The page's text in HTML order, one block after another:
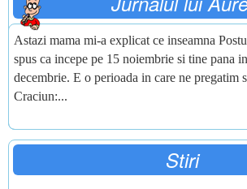
Astazi mama mi-a explicat ce inseamna
spus ca incepe pe 15 noiembrie si tine pana
decembrie. E o perioada in care ne pregatim
Craciun:...
Stiri